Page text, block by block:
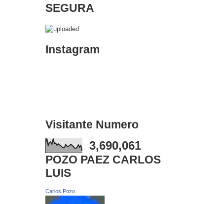
SEGURA
Instagram
Visitante Numero
3,690,061
POZO PAEZ CARLOS
LUIS
Carlos Pozo